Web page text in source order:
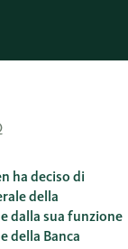
ha deciso di
della
dalla sua funzione
della Banca